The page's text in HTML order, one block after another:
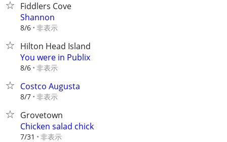
Fiddlers Cove
Shannon
8/6 非表示
Hilton Head Island
You were in Publix
8/6 非表示
Costco Augusta
8/7 非表示
Grovetown
Chicken salad chick
7/31 非表示